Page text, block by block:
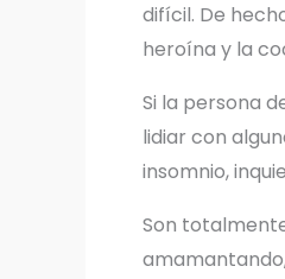
difícil. De
heroína y la
Si la persona
lidiar con
insomnio,
Son